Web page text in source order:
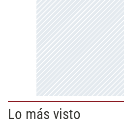
Lo más visto